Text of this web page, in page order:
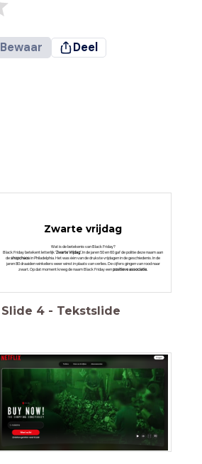
Bewaar Deel
Zwarte vrijdag
Wat is de betekenis van Black Friday?
Black Friday betekent letterlijk‘Zwarte Vrijdag’. In de jaren 50 en 60 gaf de politie deze naam aan
deshopchaosin Philadelphia. Het was één van de drukste vrijdagen in de geschiedenis. In de
jaren 80 draaiden winkeliers weer winst in plaats van verlies. De cijfers gingen van rood naar
zwart. Op dat moment kreeg de naam Black Friday eenpositieve associatie.
Slide 4 - Tekstslide